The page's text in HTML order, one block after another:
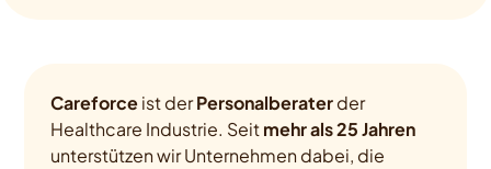
Careforceist derPersonalberaterder
Healthcare Industrie. Seitmehr als 25 Jahren
unterstützen wir Unternehmen dabei, die